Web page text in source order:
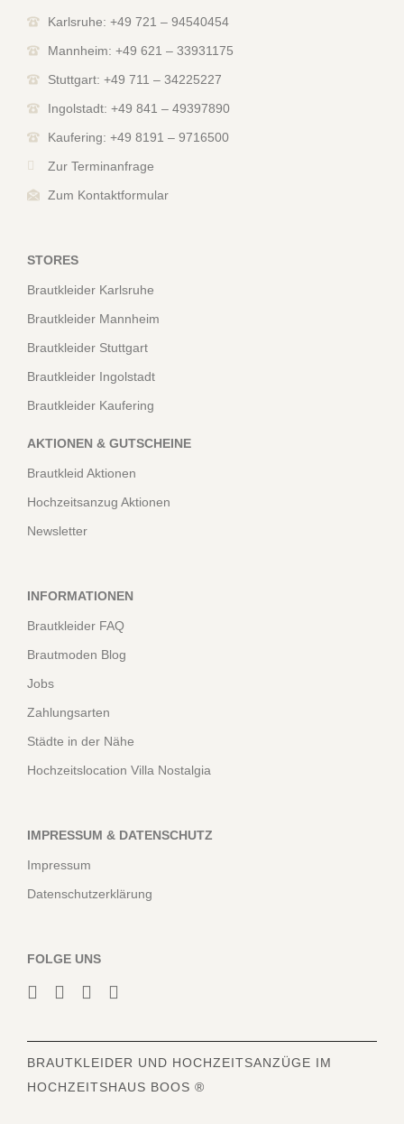
Karlsruhe: +49 721 – 94540454
Mannheim: +49 621 – 33931175
Stuttgart: +49 711 – 34225227
Ingolstadt: +49 841 – 49397890
Kaufering: +49 8191 – 9716500
Zur Terminanfrage
Zum Kontaktformular
STORES
Brautkleider Karlsruhe
Brautkleider Mannheim
Brautkleider Stuttgart
Brautkleider Ingolstadt
Brautkleider Kaufering
AKTIONEN & GUTSCHEINE
Brautkleid Aktionen
Hochzeitsanzug Aktionen
Newsletter
INFORMATIONEN
Brautkleider FAQ
Brautmoden Blog
Jobs
Zahlungsarten
Städte in der Nähe
Hochzeitslocation Villa Nostalgia
IMPRESSUM & DATENSCHUTZ
Impressum
Datenschutzerklärung
FOLGE UNS
BRAUTKLEIDER UND HOCHZEITSANZÜGE IM
HOCHZEITSHAUS BOOS ®